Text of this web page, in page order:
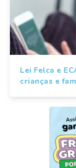
Lei Felca e
crianças e